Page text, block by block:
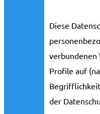
Diese
verbundenen
Profile auf
der